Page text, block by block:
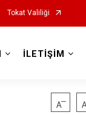
Tokat Valiliği
İLETİŞİM